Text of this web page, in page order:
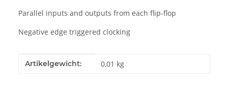
Parallel inputs and outputs from each flip-flop
Negative edge triggered clocking
Produkteigenschaft
Wert
Artikelgewicht: 0,01 kg